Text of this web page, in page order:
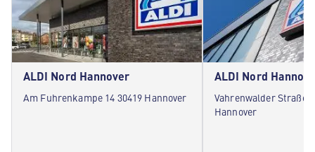
ALDI Nord Hannover
Am Fuhrenkampe 14 30419 Hannover
ALDI Nord
Vahrenwalder Straße
Hannover